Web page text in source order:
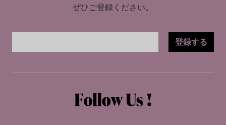
ぜひご登録ください。
登録する